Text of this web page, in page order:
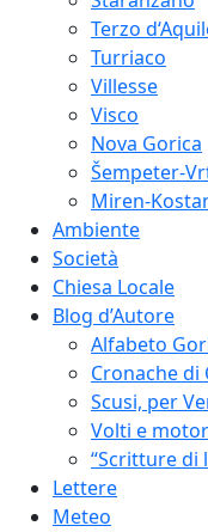
Terzo
Turriaco
Villesse
Visco
Nova Gorica
Šempeter-
Miren-
Ambiente
Società
Chiesa Locale
Blog d’Autore
Alfabeto
Cronache di
Scusi, per
Volti e
“Scritture di
Lettere
Meteo